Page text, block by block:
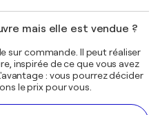
mais elle est vendue ?
sur commande. Il peut réaliser
inspirée de ce que vous avez
: vous pourrez décider
le prix pour vous.